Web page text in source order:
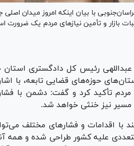
با بیان اینکه امروز میدان
بازار و تأمین نیاز‌های مردم یک ضرورت
عبداللهی رئیس کل دادگستری
حوزه‌های قضایی تابعه، با
تأکید کرد و گفت: دشمن با
مسیر نیز خنثی خواهد شد.
با اقدامات و فشار‌های مختلف
علیه کشور طراحی شده و همه